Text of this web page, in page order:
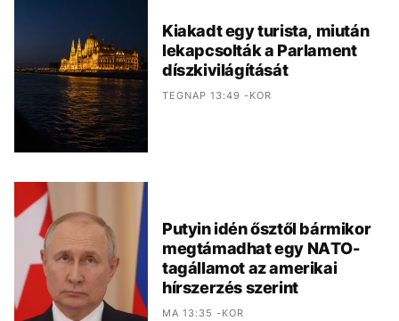
Kiakadt egy turista, miután
lekapcsolták a Parlament
díszkivilágítását
TEGNAP 13:49 -KOR
Putyin idén ősztől bármikor
megtámadhat egy NATO-
tagállamot az amerikai
hírszerzés szerint
MA 13:35 -KOR